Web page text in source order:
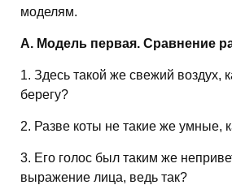
моделям.
A. Модель первая. Сравнение
1. Здесь такой же свежий воздух,
берегу?
2. Разве коты не такие же умные,
3. Его голос был таким же
выражение лица, ведь так?